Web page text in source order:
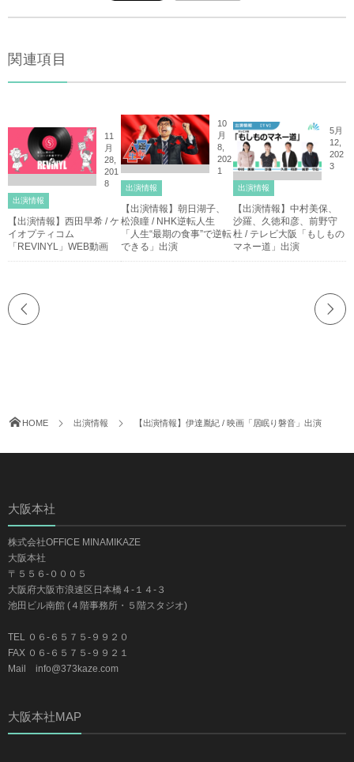
関連項目
11
月
28,
201
8
出演情報
【出演情報】西田早希 / ケ
イオプティコム
「REVINYL」WEB動画
10
月
8,
202
1
出演情報
【出演情報】朝日湖子、
松浪瞳 / NHK逆転人生
「人生“最期の食事”で逆転
できる」出演
5月
12,
202
3
出演情報
【出演情報】中村美保、
沙羅、久徳和彦、前野守
杜 / テレビ大阪「もしもの
マネー道」出演
HOME 出演情報 【出演情報】伊達胤紀 / 映画「居眠り磐音」出演
大阪本社
株式会社OFFICE MINAMIKAZE
大阪本社
〒５５６-０００５
大阪府大阪市浪速区日本橋４-１４-３
池田ビル南館 (４階事務所・５階スタジオ)
TEL ０６-６５７５-９９２０
FAX ０６-６５７５-９９２１
Mail info@373kaze.com
大阪本社MAP